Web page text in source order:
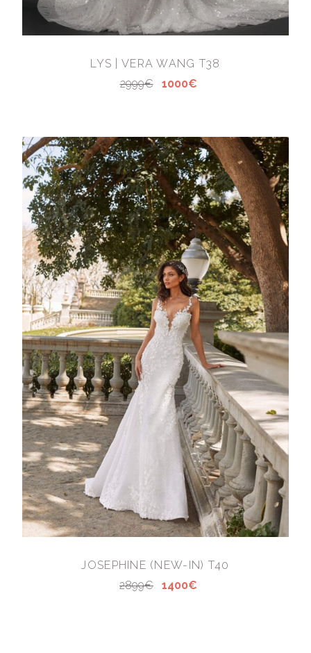
LYS | VERA WANG T38
2999€
1000€
JOSEPHINE (NEW-IN) T40
2899€
1400€